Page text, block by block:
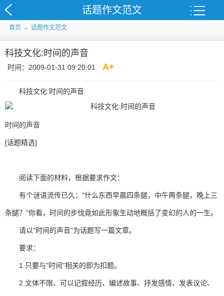
话题作文范文
首页 - 话题作文范文
科技文化:时间的声音
时间：2009-01-31 09:20:01 A+
科技文化:时间的声音
时间的声音
[话题精选]
阅读下面的材料，根据要求作文：
有个谜语流传已久："什么东西早晨四条腿，中午两条腿，晚上三
条腿？"你看，时间的步伐竟如此形象生动地概括了变幻的人的一生。
请以"时间的声音"为话题写一篇文章。
要求：
1.只要与"时间"相关的即为扣题。
2.文体不限、可以记叙经历、编述故事、抒发感情、发表议论、